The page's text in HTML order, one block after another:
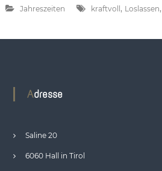
Jahreszeiten kraftvoll , Loslassen,
Adresse
Saline 20
6060 Hall in Tirol